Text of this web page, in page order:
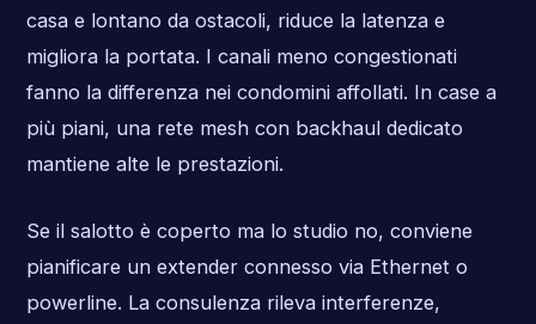
casa e lontano da ostacoli, riduce la latenza e
migliora la portata. I canali meno congestionati
fanno la differenza nei condomini affollati. In case a
più piani, una rete mesh con backhaul dedicato
mantiene alte le prestazioni.
Se il salotto è coperto ma lo studio no, conviene
pianificare un extender connesso via Ethernet o
powerline. La consulenza rileva interferenze,